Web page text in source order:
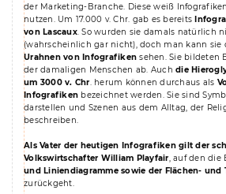
der Marketing-Branche. Diese weiß
nutzen. Um 17.000 v. Chr. gab es bereits
von Lascaux. So wurden sie damals natürlich
(wahrscheinlich gar nicht), doch man kann sie
Urahnen von Infografiken sehen. Sie bildeten
der damaligen Menschen ab. Auch die
um 3000 v. Chr. herum können durchaus als
Infografiken bezeichnet werden. Sie sind
darstellen und Szenen aus dem Alltag, der
beschreiben.
Als Vater der heutigen Infografiken gilt der
Volkswirtschafter William Playfair, auf den die
und Liniendiagramme sowie der Flächen- und
zurückgeht.